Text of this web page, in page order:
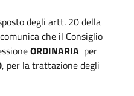
degli artt. 20 della
che il Consiglio
ORDINARIA per
, per la trattazione degli